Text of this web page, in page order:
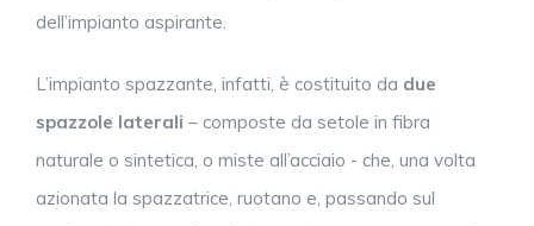
dell’impianto aspirante.
L’impianto spazzante, infatti, è costituito da due
spazzole laterali – composte da setole in fibra
naturale o sintetica, o miste all’acciaio - che, una volta
azionata la spazzatrice, ruotano e, passando sul